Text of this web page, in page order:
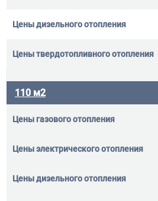
110 м2